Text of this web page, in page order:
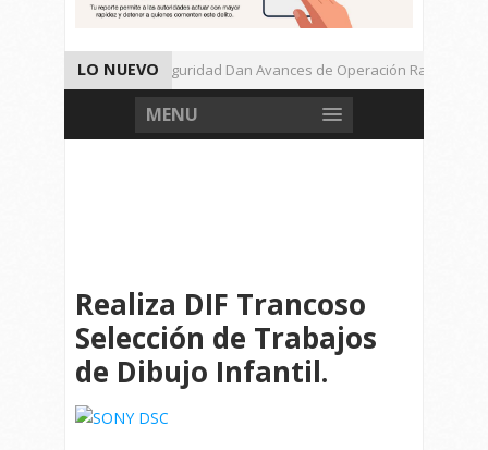
LO NUEVO
Autoridades de Seguridad Dan Avances de Operación Rastrillo.
Gran Festival de Música Electrónica en Festival Cultural de
MENU
Realiza DIF Trancoso
Selección de Trabajos
de Dibujo Infantil.